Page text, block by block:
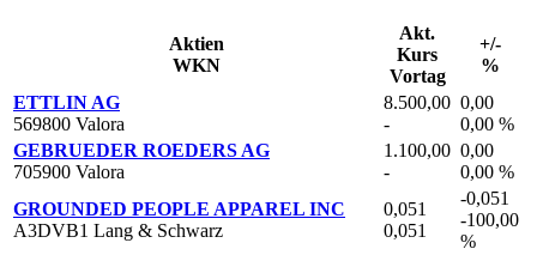
Aktien
WKN
Akt.
Kurs
Vortag
+/-
%
ETTLIN AG
569800 Valora
8.500,00
-
0,00
0,00 %
GEBRUEDER ROEDERS AG
705900 Valora
1.100,00
-
0,00
0,00 %
GROUNDED PEOPLE APPAREL INC
A3DVB1 Lang & Schwarz
0,051
0,051
-0,051
-100,00
%